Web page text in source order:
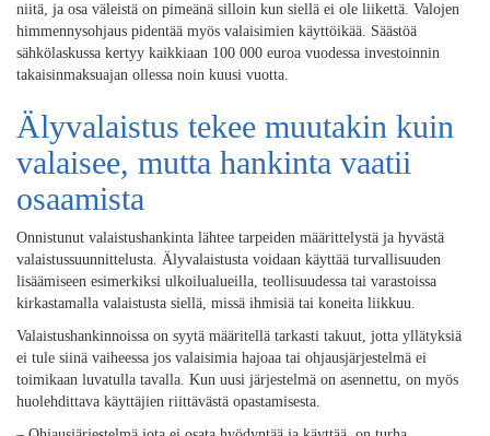
niitä, ja osa väleistä on pimeänä silloin kun siellä ei ole liikettä. Valojen
himmennysohjaus pidentää myös valaisimien käyttöikää. Säästöä
sähkölaskussa kertyy kaikkiaan 100 000 euroa vuodessa investoinnin
takaisinmaksuajan ollessa noin kuusi vuotta.
Älyvalaistus tekee muutakin kuin
valaisee, mutta hankinta vaatii
osaamista
Onnistunut valaistushankinta lähtee tarpeiden määrittelystä ja hyvästä
valaistussuunnittelusta. Älyvalaistusta voidaan käyttää turvallisuuden
lisäämiseen esimerkiksi ulkoilualueilla, teollisuudessa tai varastoissa
kirkastamalla valaistusta siellä, missä ihmisiä tai koneita liikkuu.
Valaistushankinnoissa on syytä määritellä tarkasti takuut, jotta yllätyksiä
ei tule siinä vaiheessa jos valaisimia hajoaa tai ohjausjärjestelmä ei
toimikaan luvatulla tavalla. Kun uusi järjestelmä on asennettu, on myös
huolehdittava käyttäjien riittävästä opastamisesta.